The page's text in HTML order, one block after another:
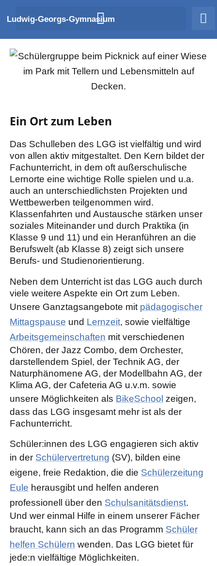
Inhalt
springen
Ludwig-Georgs-Gymnasium
Ein Ort zum Leben
Das Schulleben des LGG ist vielfältig und wird
von allen aktiv mitgestaltet. Den Kern bildet der
Fachunterricht, in dem oft außerschulische
Lernorte eine wichtige Rolle spielen und u.a.
auch an unterschiedlichsten Projekten und
Wettbewerben teilgenommen wird.
Klassenfahrten und Austausche stärken unser
soziales Miteinander und durch Praktika (in
Klasse 9 und 11) und ein Heranführen an die
Berufswelt (ab Klasse 8) zeigt sich unsere
Berufs- und Studienorientierung.
Neben dem Unterricht ist das LGG auch durch
viele weitere Aspekte ein Ort zum Leben.
Unsere Ganztagsangebote mit pädagogischer
Mittagspause und Lernzeit, sowie vielfältige
Arbeitsgemeinschaften mit verschiedenen
Chören, der Jazz Combo, dem Orchester,
darstellendem Spiel, der Technik AG, der
Naturphänomene AG, der Modellbahn AG, der
Klima AG, der Cafeteria AG u.v.m. sowie
unsere Möglichkeiten als BikeSchool zeigen,
dass das LGG insgesamt mehr ist als der
Fachunterricht.
Schüler:innen des LGG engagieren sich aktiv
in der Schülervertretung (SV), bilden eine
eigene, freie Redaktion, die die Schülerzeitung
Eule herausgibt und helfen anderen
professionell über den Schulsanitätsdienst.
Und wer einmal Hilfe in einem unserer Fächer
braucht, kann sich an das Programm Schüler
helfen Schülern wenden. Das LGG bietet für
jede:n vielfältige Möglichkeiten.